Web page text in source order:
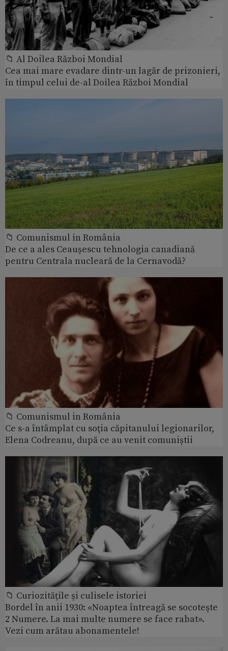
📁 Al Doilea Război Mondial
Cea mai mare evadare dintr-un lagăr de prizonieri,
în timpul celui de-al Doilea Război Mondial
📁 Comunismul in România
De ce a ales Ceaușescu tehnologia canadiană
pentru Centrala nucleară de la Cernavodă?
📁 Comunismul in România
Ce s-a întâmplat cu soţia căpitanului legionarilor,
Elena Codreanu, după ce au venit comuniștii
📁 Curiozităţile şi culisele istoriei
Bordel în anii 1930: «Noaptea întreagă se socoteşte
2 Numere. La mai multe numere se face rabat».
Vezi cum arătau abonamentele!